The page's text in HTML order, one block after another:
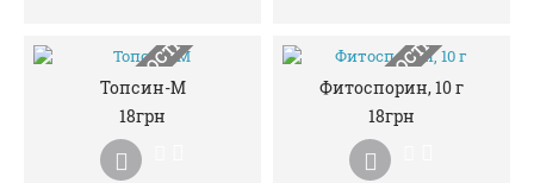
НЕМАЄ В НАЯВНОСТІ
Топсин-М
18грн
НЕМАЄ В НАЯВНОСТІ
Фитоспорин, 10 г
18грн